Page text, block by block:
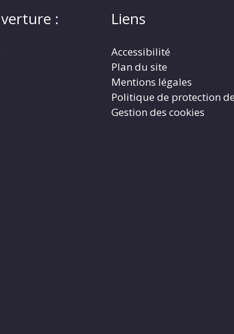
: Liens
Accessibilité
Plan du site
Mentions légales
Politique de protection
Gestion des cookies